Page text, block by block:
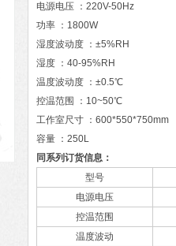
电源电压 ：220V-50Hz
功率 ：1800W
湿度波动度 ：±5%RH
湿度 ：40-95%RH
温度波动度 ：±0.5℃
控温范围 ：10~50℃
工作室尺寸 ：600*550*750mm
容量 ：250L
同系列订货信息：
型号
电源电压
控温范围
温度波动